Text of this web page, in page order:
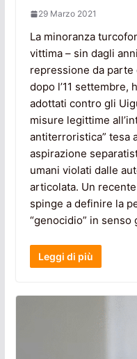
29 Marzo 2021
La minoranza
vittima – sin dagli
repressione da parte
dopo l’11
adottati contro gli
misure legittime
antiterroristica” tesa
aspirazione
umani violati dalle
articolata. Un
spinge a definire la
“genocidio” in senso
Leggi di più